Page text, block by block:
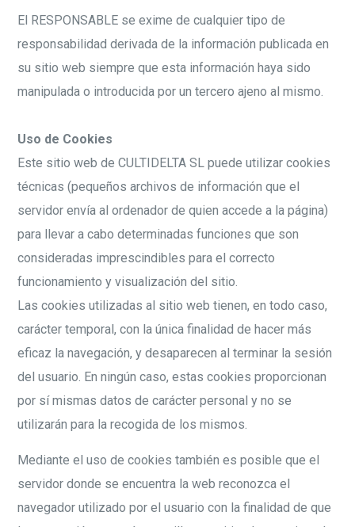
El RESPONSABLE se exime de cualquier tipo de
responsabilidad derivada de la información publicada en
su sitio web siempre que esta información haya sido
manipulada o introducida por un tercero ajeno al mismo.
Uso de Cookies
Este sitio web de CULTIDELTA SL puede utilizar cookies
técnicas (pequeños archivos de información que el
servidor envía al ordenador de quien accede a la página)
para llevar a cabo determinadas funciones que son
consideradas imprescindibles para el correcto
funcionamiento y visualización del sitio.
Las cookies utilizadas al sitio web tienen, en todo caso,
carácter temporal, con la única finalidad de hacer más
eficaz la navegación, y desaparecen al terminar la sesión
del usuario. En ningún caso, estas cookies proporcionan
por sí mismas datos de carácter personal y no se
utilizarán para la recogida de los mismos.
Mediante el uso de cookies también es posible que el
servidor donde se encuentra la web reconozca el
navegador utilizado por el usuario con la finalidad de que